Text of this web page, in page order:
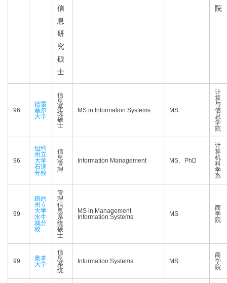
信
息
研
究
硕
士
院
96
德雷
塞尔
大学
信
息
系
统
硕
士
MS in Information Systems MS
计
算
与
信
息
学
院
96
纽约
州立
大学
石溪
分校
信
息
管
理
Information Management MS、PhD
计
算
机
科
学
系
99
纽约
州立
大学
水牛
城分
校
管
理
信
息
系
统
硕
士
MS in Management
Information Systems
MS
商
学
院
99
奥本
大学
信
息
系
统
Information Systems MS
商
学
院